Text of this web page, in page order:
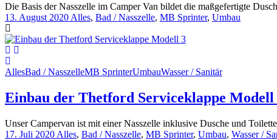
Die Basis der Nasszelle im Camper Van bildet die maßgefertigte
13. August 2020 Alles, Bad / Nasszelle, MB Sprinter, Umbau
AllesBad / NasszelleMB SprinterUmbauWasser / Sanitär
Einbau der Thetford Serviceklappe Modell
Unser Campervan ist mit einer Nasszelle inklusive Dusche und
17. Juli 2020 Alles, Bad / Nasszelle, MB Sprinter, Umbau, Wasser /